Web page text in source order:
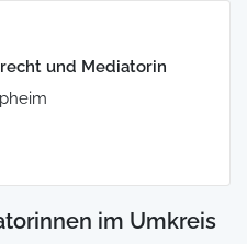
und Mediatorin
im Umkreis